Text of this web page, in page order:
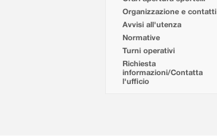
Organizzazione e contatti
Avvisi all'utenza
Normative
Turni operativi
Richiesta
informazioni/Contatta
l'ufficio